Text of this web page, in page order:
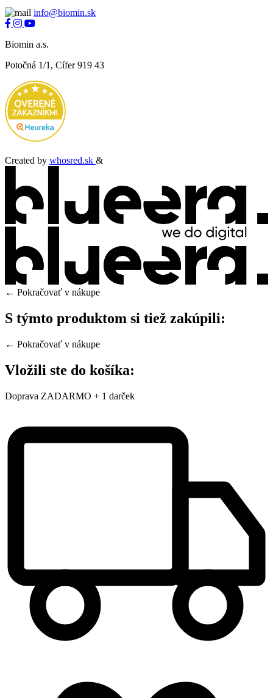
info@biomin.sk
Biomin a.s.
Potočná 1/1, Cífer 919 43
Created by whosred.sk &
← Pokračovať v nákupe
S týmto produktom si tiež zakúpili:
← Pokračovať v nákupe
Vložili ste do košíka:
Doprava ZADARMO + 1 darček